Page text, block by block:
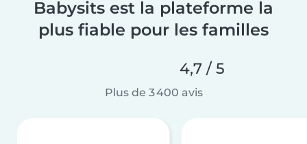
Babysits est la plateforme la
plus fiable pour les familles
4,7 / 5
Plus de 3 400 avis